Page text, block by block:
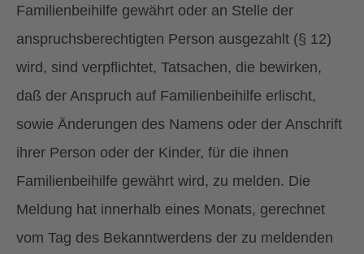
Familienbeihilfe gewährt oder an Stelle der
anspruchsberechtigten Person ausgezahlt (§ 12)
wird, sind verpflichtet, Tatsachen, die bewirken,
daß der Anspruch auf Familienbeihilfe erlischt,
sowie Änderungen des Namens oder der Anschrift
ihrer Person oder der Kinder, für die ihnen
Familienbeihilfe gewährt wird, zu melden. Die
Meldung hat innerhalb eines Monats, gerechnet
vom Tag des Bekanntwerdens der zu meldenden